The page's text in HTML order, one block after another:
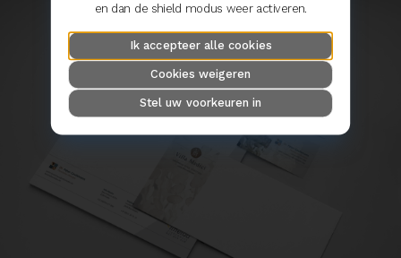
en dan de shield modus weer activeren.
Ik accepteer alle cookies
Cookies weigeren
Stel uw voorkeuren in